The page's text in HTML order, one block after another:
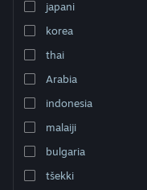
Hanki Steam-
Näytä työpöytäsivusto
japani
korea
thai
Arabia
indonesia
malaiji
bulgaria
tšekki
pois.